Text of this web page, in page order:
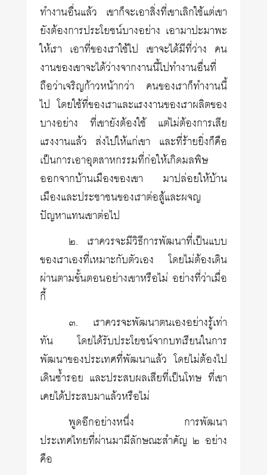
ทำงานอื่นแล้ว เขาก็จะเอาสิ่งที่เขาเลิกใช้แต่เขา
ยังต้องการประโยชน์บางอย่าง เอามาปะมาพะ
ให้เรา เอาที่ของเราใช้ไป เขาจะได้มีที่ว่าง คน
งานของเขาจะได้ว่างจากงานนี้ไปทำงานอื่นที่
ถือว่าเจริญก้าวหน้ากว่า คนของเราก็ทำงานนี้
ไป โดยใช้ที่ของเราและแรงงานของเราผลิตของ
บางอย่าง ที่เขายังต้องใช้ แต่ไม่ต้องการเสีย
แรงงานแล้ว ส่งไปให้แก่เขา และที่ร้ายยิ่งก็คือ
เป็นการเอาอุตสาหกรรมที่ก่อให้เกิดมลพิษ
ออกจากบ้านเมืองของเขา มาปล่อยให้บ้าน
เมืองและประชาชนของเราต่อสู้และผจญ
ปัญหาแทนเขาต่อไป
๒. เราควรจะมีวิธีการพัฒนาที่เป็นแบบ
ของเราเองที่เหมาะกับตัวเอง โดยไม่ต้องเดิน
ผ่านตามขั้นตอนอย่างเขาหรือไม่ อย่างที่ว่าเมื่อ
กี้
๓. เราควรจะพัฒนาตนเองอย่างรู้เท่า
ทัน โดยได้รับประโยชน์จากบทเรียนในการ
พัฒนาของประเทศที่พัฒนาแล้ว โดยไม่ต้องไป
เดินซ้ำรอย และประสบผลเสียที่เป็นโทษ ที่เขา
เคยได้ประสบมาแล้วหรือไม่
พูดอีกอย่างหนึ่ง การพัฒนา
ประเทศไทยที่ผ่านมามีลักษณะสำคัญ ๒ อย่าง
คือ